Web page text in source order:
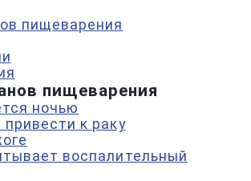
пищеварения
пищеварения
ночью
к раку
воспалительный